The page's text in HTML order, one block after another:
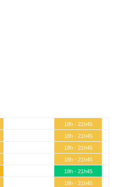
18h - 21h45
18h - 21h45
18h - 21h45
18h - 21h45
18h - 21h45
18h - 21h45